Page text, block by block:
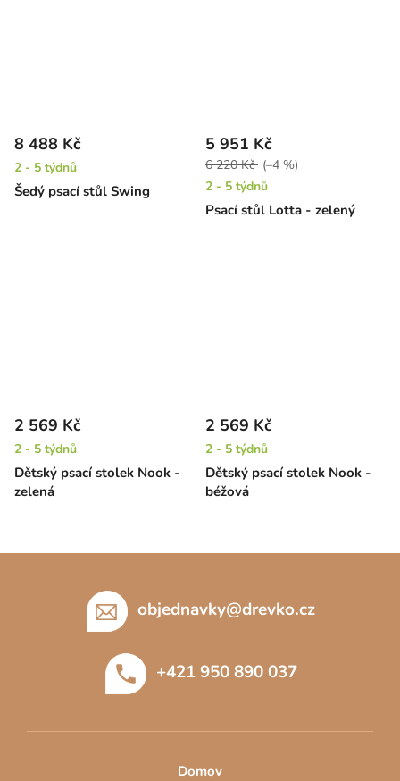
Šedý psací stůl Swing
8 488 Kč
2 - 5 týdnů
Psací stůl Lotta - zelený
5 951 Kč
6 220 Kč (–4 %)
2 - 5 týdnů
Dětský psací stolek Nook -
zelená
2 569 Kč
2 - 5 týdnů
Dětský psací stolek Nook -
béžová
2 569 Kč
2 - 5 týdnů
objednavky@drevko.cz
+421 950 890 037
Domov